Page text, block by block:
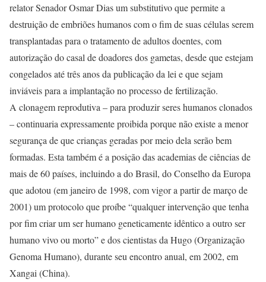
relator Senador Osmar Dias um substitutivo que permite a
destruição de embriões humanos com o fim de suas células serem
transplantadas para o tratamento de adultos doentes, com
autorização do casal de doadores dos gametas, desde que estejam
congelados até três anos da publicação da lei e que sejam
inviáveis para a implantação no processo de fertilização.
A clonagem reprodutiva – para produzir seres humanos clonados
– continuaria expressamente proibida porque não existe a menor
segurança de que crianças geradas por meio dela serão bem
formadas. Esta também é a posição das academias de ciências de
mais de 60 países, incluindo a do Brasil, do Conselho da Europa
que adotou (em janeiro de 1998, com vigor a partir de março de
2001) um protocolo que proíbe “qualquer intervenção que tenha
por fim criar um ser humano geneticamente idêntico a outro ser
humano vivo ou morto” e dos cientistas da Hugo (Organização
Genoma Humano), durante seu encontro anual, em 2002, em
Xangai (China).